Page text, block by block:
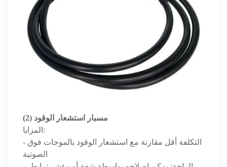
(2) مسبار استشعار الوقود
المزايا:
- التكلفة أقل مقارنة مع استشعار الوقود بالموجات فوق
الصوتية